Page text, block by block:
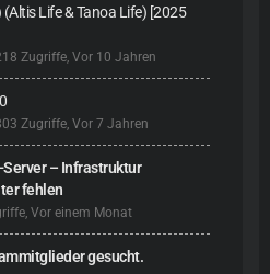
Life & Tanoa Life) [2025
Zugriffe, Vor 10 Jahren
Zugriffe, Vor 7 Jahren
Server – Infrastruktur
fehlen
Vor einem Monat
gesucht.